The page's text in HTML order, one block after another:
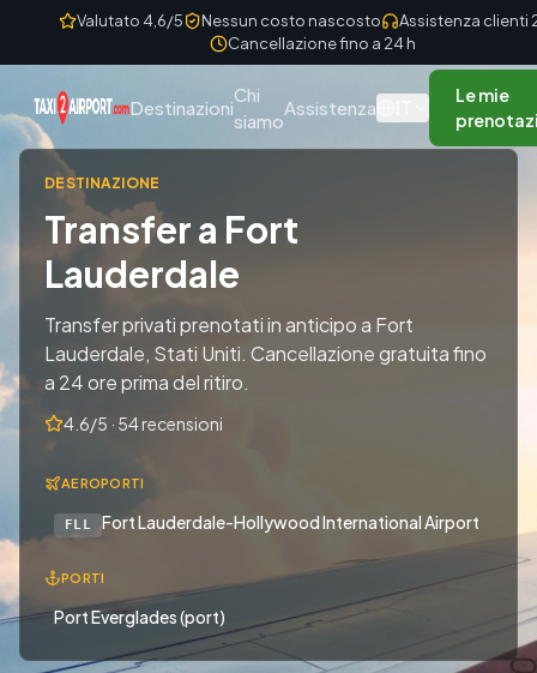
Skip to content
Valutato 4,6/5 Nessun costo nascosto
Assistenza clienti
Cancellazione fino a 24 h
Destinazioni
Chi
siamo
Assistenza
Le mie
DESTINAZIONE
Transfer a Fort
Lauderdale
Transfer privati prenotati in anticipo a Fort
Lauderdale, Stati Uniti. Cancellazione gratuita fino
a 24 ore prima del ritiro.
4.6/5 · 54 recensioni
AEROPORTI
FLL Fort Lauderdale-Hollywood International Airport
PORTI
Port Everglades (port)